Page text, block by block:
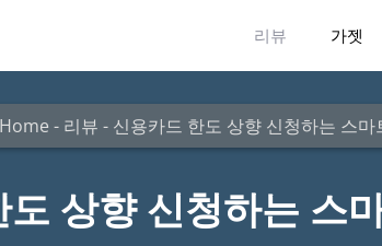
리뷰 가젯
Home - 리뷰 - 신용카드 한도 상향 신청하는 스
상향 신청하는 스